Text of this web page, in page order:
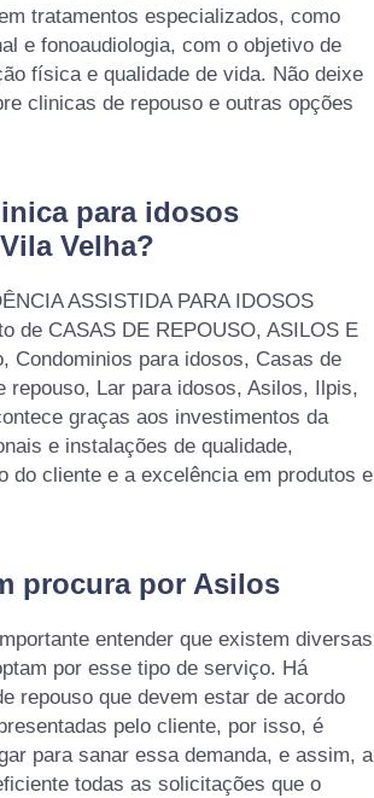
tratamentos especializados, como
e fonoaudiologia, com o objetivo de
física e qualidade de vida. Não deixe
clinicas de repouso e outras opções
para idosos
Velha?
ASSISTIDA PARA IDOSOS
de CASAS DE REPOUSO, ASILOS E
Condominios para idosos, Casas de
repouso, Lar para idosos, Asilos, Ilpis,
graças aos investimentos da
e instalações de qualidade,
do cliente e a excelência em produtos e
procura por Asilos
entender que existem diversas
por esse tipo de serviço. Há
repouso que devem estar de acordo
pelo cliente, por isso, é
para sanar essa demanda, e assim, a
todas as solicitações que o